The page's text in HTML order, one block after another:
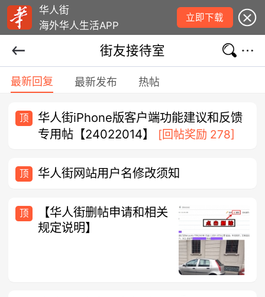
华人街
海外华人生活APP
立即下载
街友接待室
最新回复 最新发布 热帖
顶
华人街iPhone版客户端功能建议和反馈
专用帖【24022014】
[回帖奖励 278]
顶 华人街网站用户名修改须知
顶
【华人街删帖申请和相关
规定说明】